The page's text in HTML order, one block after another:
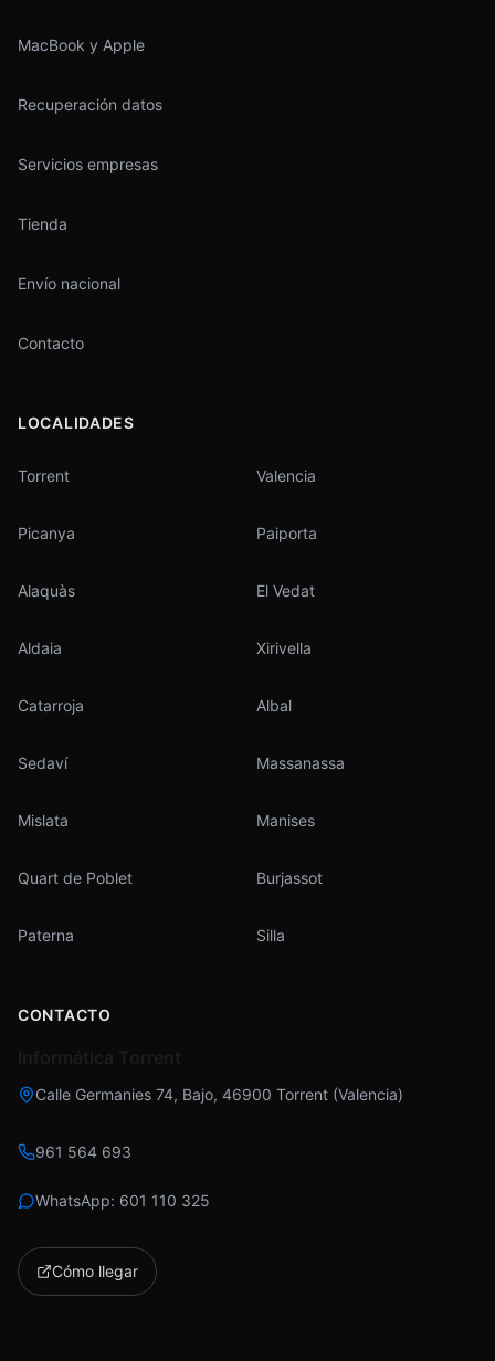
MacBook y Apple
Recuperación datos
Servicios empresas
Tienda
Envío nacional
Contacto
LOCALIDADES
Torrent Valencia
Picanya Paiporta
Alaquàs El Vedat
Aldaia Xirivella
Catarroja Albal
Sedaví Massanassa
Mislata Manises
Quart de Poblet Burjassot
Paterna Silla
CONTACTO
Calle Germanies 74, Bajo, 46900 Torrent (Valencia)
961 564 693
WhatsApp: 601 110 325
Cómo llegar